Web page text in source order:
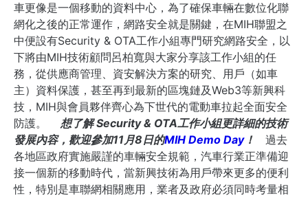
車更像是一個移動的資料中心，為了確保車輛在數位化聯
網化之後的正常運作，網路安全就是關鍵，在MIH聯盟之
中便設有Security & OTA工作小組專門研究網路安全，以
下將由MIH技術顧問呂柏寬與大家分享該工作小組的任
務，從供應商管理、資安解決方案的研究、用戶（如車
主）資料保護，甚至再到最新的區塊鏈及Web3等新興科
技，MIH與會員夥伴齊心為下世代的電動車拉起全面安全
防護。
想了解 Security & OTA工作小組更詳細的技術
發展內容，歡迎參加11月8日的MIH Demo Day！
過去
各地區政府實施嚴謹的車輛安全規範，汽車行業正準備迎
接一個新的移動時代，當新興技術為用戶帶來更多的便利
性，特別是車聯網相關應用，業者及政府必須同時考量相